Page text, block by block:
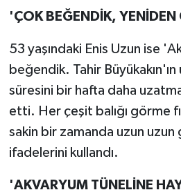
'ÇOK BEĞENDİK, YENİDEN
53 yaşındaki Enis Uzun ise
beğendik. Tahir
süresini bir hafta daha
etti. Her çeşit balığı görme
sakin bir zamanda uzun
ifadelerini kullandı.
'AKVARYUM TÜNELİNE